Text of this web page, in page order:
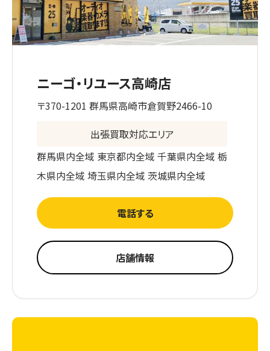
ニーゴ・リユース高崎店
〒370-1201 群馬県高崎市倉賀野2466-10
出張買取対応エリア
群馬県内全域 東京都内全域 千葉県内全域 栃
木県内全域 埼玉県内全域 茨城県内全域
電話する
店舗情報